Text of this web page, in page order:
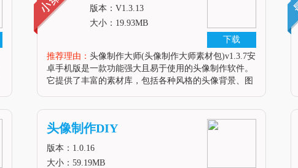
下载
制作大师素材包)安
卓手机版
版本：V1.3.13
大小：19.93MB
推荐理由： 头像制作大师(头像制作大师素材包)v1.3.7安
卓手机版是一款功能强大且易于使用的头像制作软件。
它提供了丰富的素材库，包括各种风格的头像背景、图
头像制作DIY
版本：1.0.16
大小：59.19MB